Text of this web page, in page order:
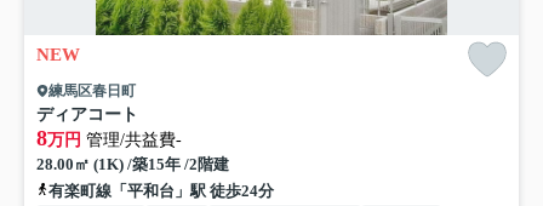
NEW
練馬区春日町
ディアコート
8万円 管理/共益費-
28.00㎡ (1K) /築15年 /2階建
有楽町線「平和台」駅 徒歩24分